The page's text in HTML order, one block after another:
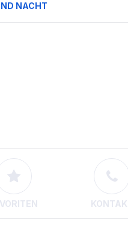
NACHT